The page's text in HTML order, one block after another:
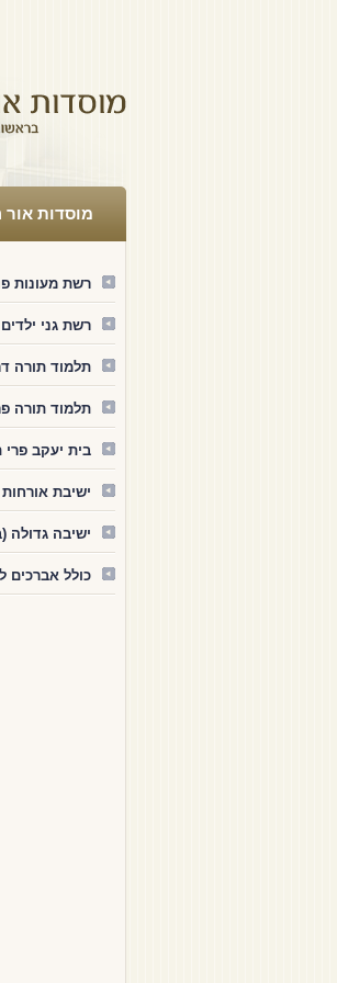
מוסדות
רשת מעונות
רשת גני ילדים
תלמוד תורה
תלמוד תורה
בית יעקב פרי
ישיבת
ישיבה גדולה
כולל אברכים